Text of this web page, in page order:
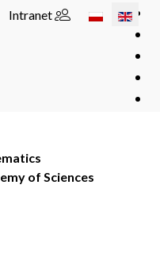
Select your
Intranet
of Sciences